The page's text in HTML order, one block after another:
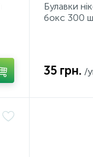
Булавки
бокс 300
35 грн. /